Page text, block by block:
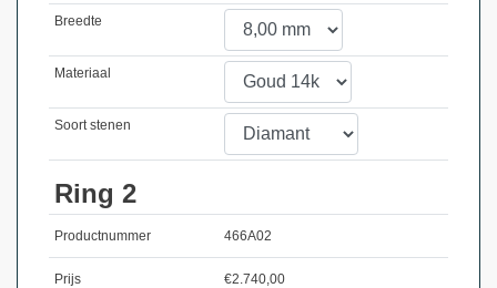
Breedte
Materiaal
Soort stenen
Ring 2
Productnummer 466A02
Prijs €2.740,00